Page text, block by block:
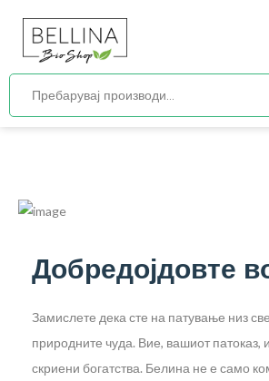
Добредојдовте
Замислете дека сте на патување низ
природните чуда. Вие, вашиот патоказ,
скриени богатства. Белина не е само